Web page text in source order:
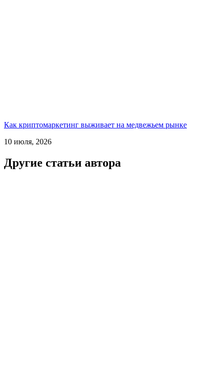
Как криптомаркетинг выживает на медвежьем рынке
10 июля, 2026
Другие статьи автора